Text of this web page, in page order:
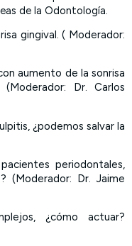
de la Odontología.
gingival. ( Moderador:
aumento de la sonrisa
Dr. Carlos
¿podemos salvar la
periodontales,
(Moderador: Dr. Jaime
¿cómo actuar?